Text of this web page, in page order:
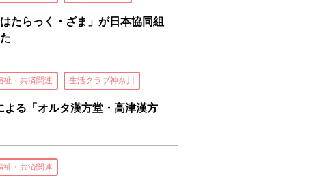
たらっく・ざま」が日本協同組
祉・共済関連 生活クラブ神奈川
る「オルタ漢方堂・高津漢方
祉・共済関連